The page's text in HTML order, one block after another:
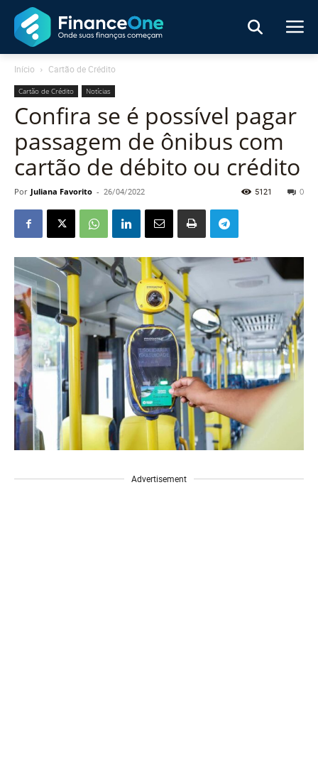
Início Cartão de Crédito
Cartão de Crédito Notícias
Confira se é possível pagar
passagem de ônibus com
cartão de débito ou crédito
Por Juliana Favorito - 26/04/2022 0
5121
Advertisement